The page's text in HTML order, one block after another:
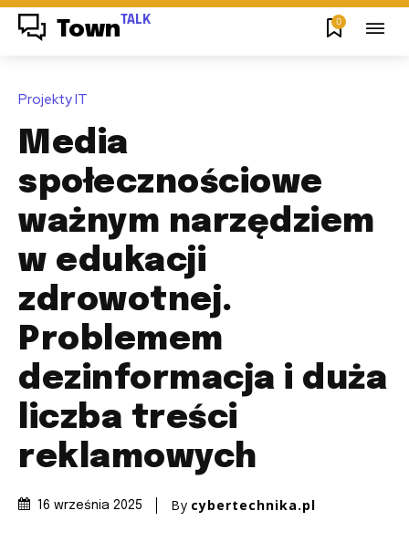
Town TALK 0
Projekty IT
Media
społecznościowe
ważnym narzędziem
w edukacji
zdrowotnej.
Problemem
dezinformacja i duża
liczba treści
reklamowych
16 września 2025 By cybertechnika.pl